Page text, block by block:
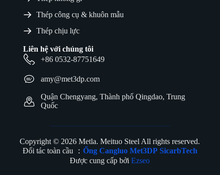
Thép công cụ & khuôn mẫu
Thép chịu lực
Liên hệ với chúng tôi
+86 0532-87751649
amy@met3dp.com
Quận Chengyang, Thành phố Qingdao, Trung
Quốc
Copyright © 2026 Metla. Meituo Steel All rights reserved.
Đối tác toàn cầu ： Ống Cangluo Met3DP SicarbTech
Được cung cấp bởiEzseo